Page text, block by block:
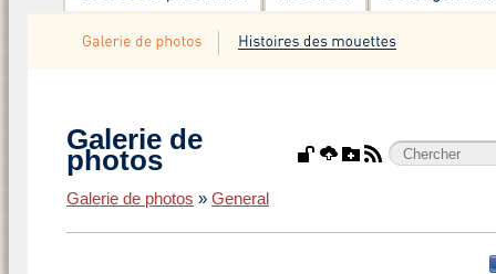
Galerie de
photos
Galerie de photos » General